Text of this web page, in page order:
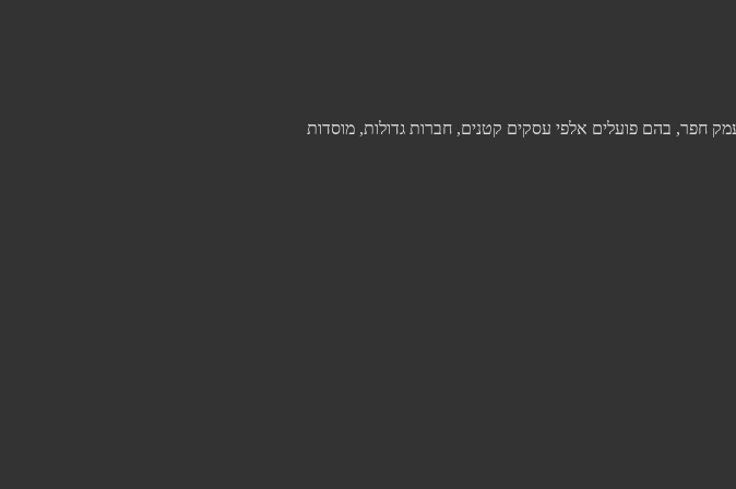
חפר, בהם פועלים אלפי עסקים קטנים, חברות גדולות, מוסדות